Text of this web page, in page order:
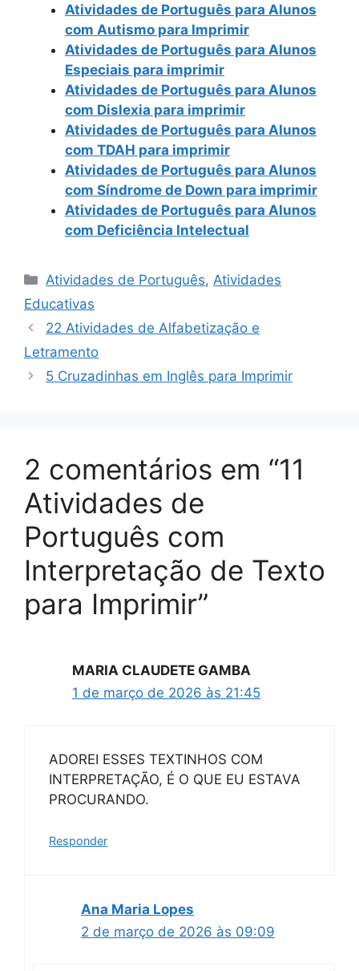
Atividades de Português para Alunos
com Autismo para Imprimir
Atividades de Português para Alunos
Especiais para imprimir
Atividades de Português para Alunos
com Dislexia para imprimir
Atividades de Português para Alunos
com TDAH para imprimir
Atividades de Português para Alunos
com Síndrome de Down para imprimir
Atividades de Português para Alunos
com Deficiência Intelectual
Categorias
Atividades de Português, Atividades
Educativas
22 Atividades de Alfabetização e
Letramento
5 Cruzadinhas em Inglês para Imprimir
2 comentários em “11
Atividades de
Português com
Interpretação de Texto
para Imprimir”
MARIA CLAUDETE GAMBA
1 de março de 2026 às 21:45
ADOREI ESSES TEXTINHOS COM
INTERPRETAÇÃO, É O QUE EU ESTAVA
PROCURANDO.
Responder
Ana Maria Lopes
2 de março de 2026 às 09:09